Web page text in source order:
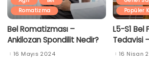
Romatizma
Bel Romatizması –
Ankilozan Spondilit Nedir?
16 Mayıs 2024
Popüler
L5-S1 Bel
Tedavisi
16 Nisan